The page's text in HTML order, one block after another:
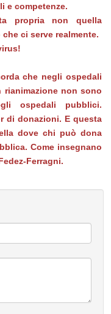
e competenze.
propria non quella
ci serve realmente.
che negli ospedali
non sono
ospedali pubblici.
di donazioni. E questa
dove chi può dona
Come insegnano
Ferragni.